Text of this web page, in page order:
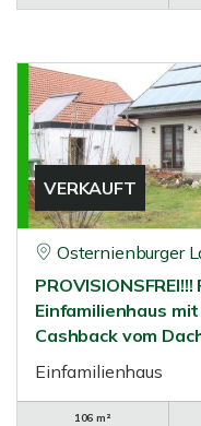
VERKAUFT
Osternienburger
Einfamilienhaus
Cashback vom
Einfamilienhaus
106 m²